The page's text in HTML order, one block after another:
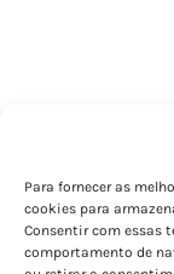
Para fornecer as
cookies para
Consentir com essas
comportamento de